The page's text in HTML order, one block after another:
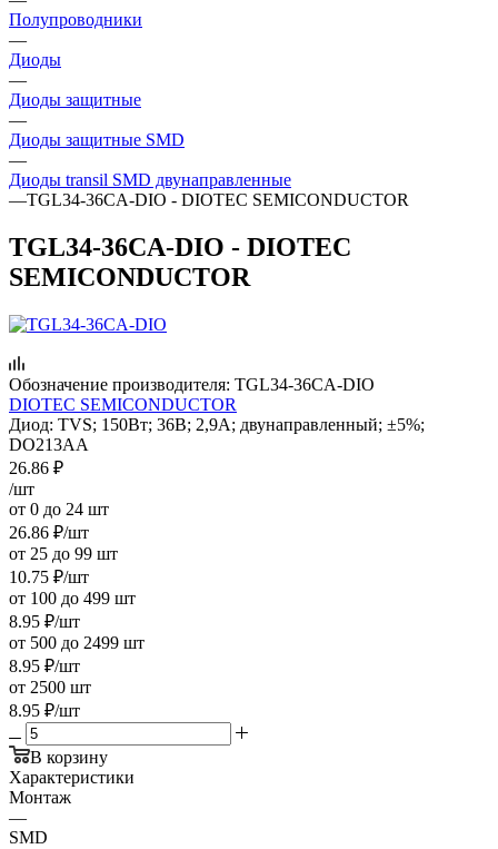
Полупроводники
—
Диоды
—
Диоды защитные
—
Диоды защитные SMD
—
Диоды transil SMD двунаправленные
—TGL34-36CA-DIO - DIOTEC SEMICONDUCTOR
TGL34-36CA-DIO - DIOTEC
SEMICONDUCTOR
Обозначение производителя: TGL34-36CA-DIO
DIOTEC SEMICONDUCTOR
Диод: TVS; 150Вт; 36В; 2,9А; двунаправленный; ±5%;
DO213AA
26.86 ₽
/шт
от 0 до 24 шт
26.86 ₽/шт
от 25 до 99 шт
10.75 ₽/шт
от 100 до 499 шт
8.95 ₽/шт
от 500 до 2499 шт
8.95 ₽/шт
от 2500 шт
8.95 ₽/шт
В корзину
Характеристики
Монтаж
—
SMD